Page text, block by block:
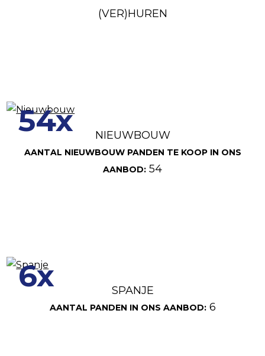
(VER)HUREN
54x NIEUWBOUW
AANTAL NIEUWBOUW PANDEN TE KOOP IN ONS
AANBOD: 54
6x SPANJE
AANTAL PANDEN IN ONS AANBOD:6